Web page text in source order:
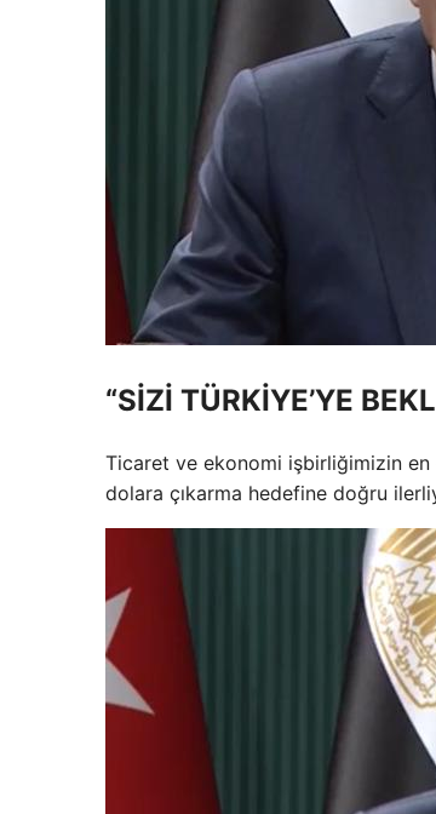
“SİZİ TÜRKİYE’YE
Ticaret ve ekonomi işbirliğimizin
dolara çıkarma hedefine doğru